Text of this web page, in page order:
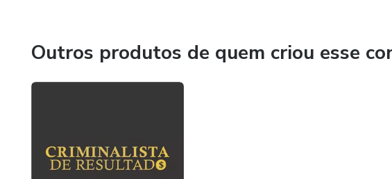
Com toda minha trajetória e experiência, acredito ter muito a contribuir
aprimoramento da prática do Direito em geral. Estou sempre em busca
Outros produtos de quem criou esse